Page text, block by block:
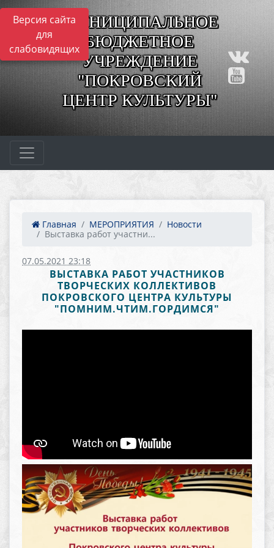
Версия сайта
для
слабовидящих
МУНИЦИПАЛЬНОЕ
БЮДЖЕТНОЕ
УЧРЕЖДЕНИЕ
"ПОКРОВСКИЙ
ЦЕНТР КУЛЬТУРЫ"
Главная МЕРОПРИЯТИЯ
Новости
Выставка работ участни...
07.05.2021 23:18
ВЫСТАВКА РАБОТ УЧАСТНИКОВ
ТВОРЧЕСКИХ КОЛЛЕКТИВОВ
ПОКРОВСКОГО ЦЕНТРА КУЛЬТУРЫ
"ПОМНИМ.ЧТИМ.ГОРДИМСЯ"